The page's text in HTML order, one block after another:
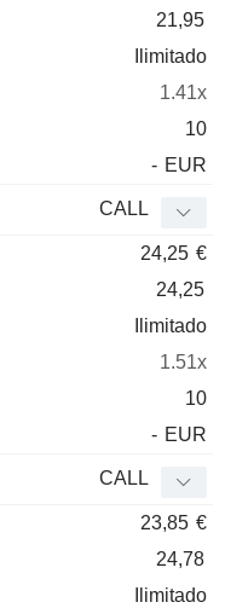
21,95
Ilimitado
1.41x
10
- EUR
CALL
24,25 €
24,25
Ilimitado
1.51x
10
- EUR
CALL
23,85 €
24,78
Ilimitado